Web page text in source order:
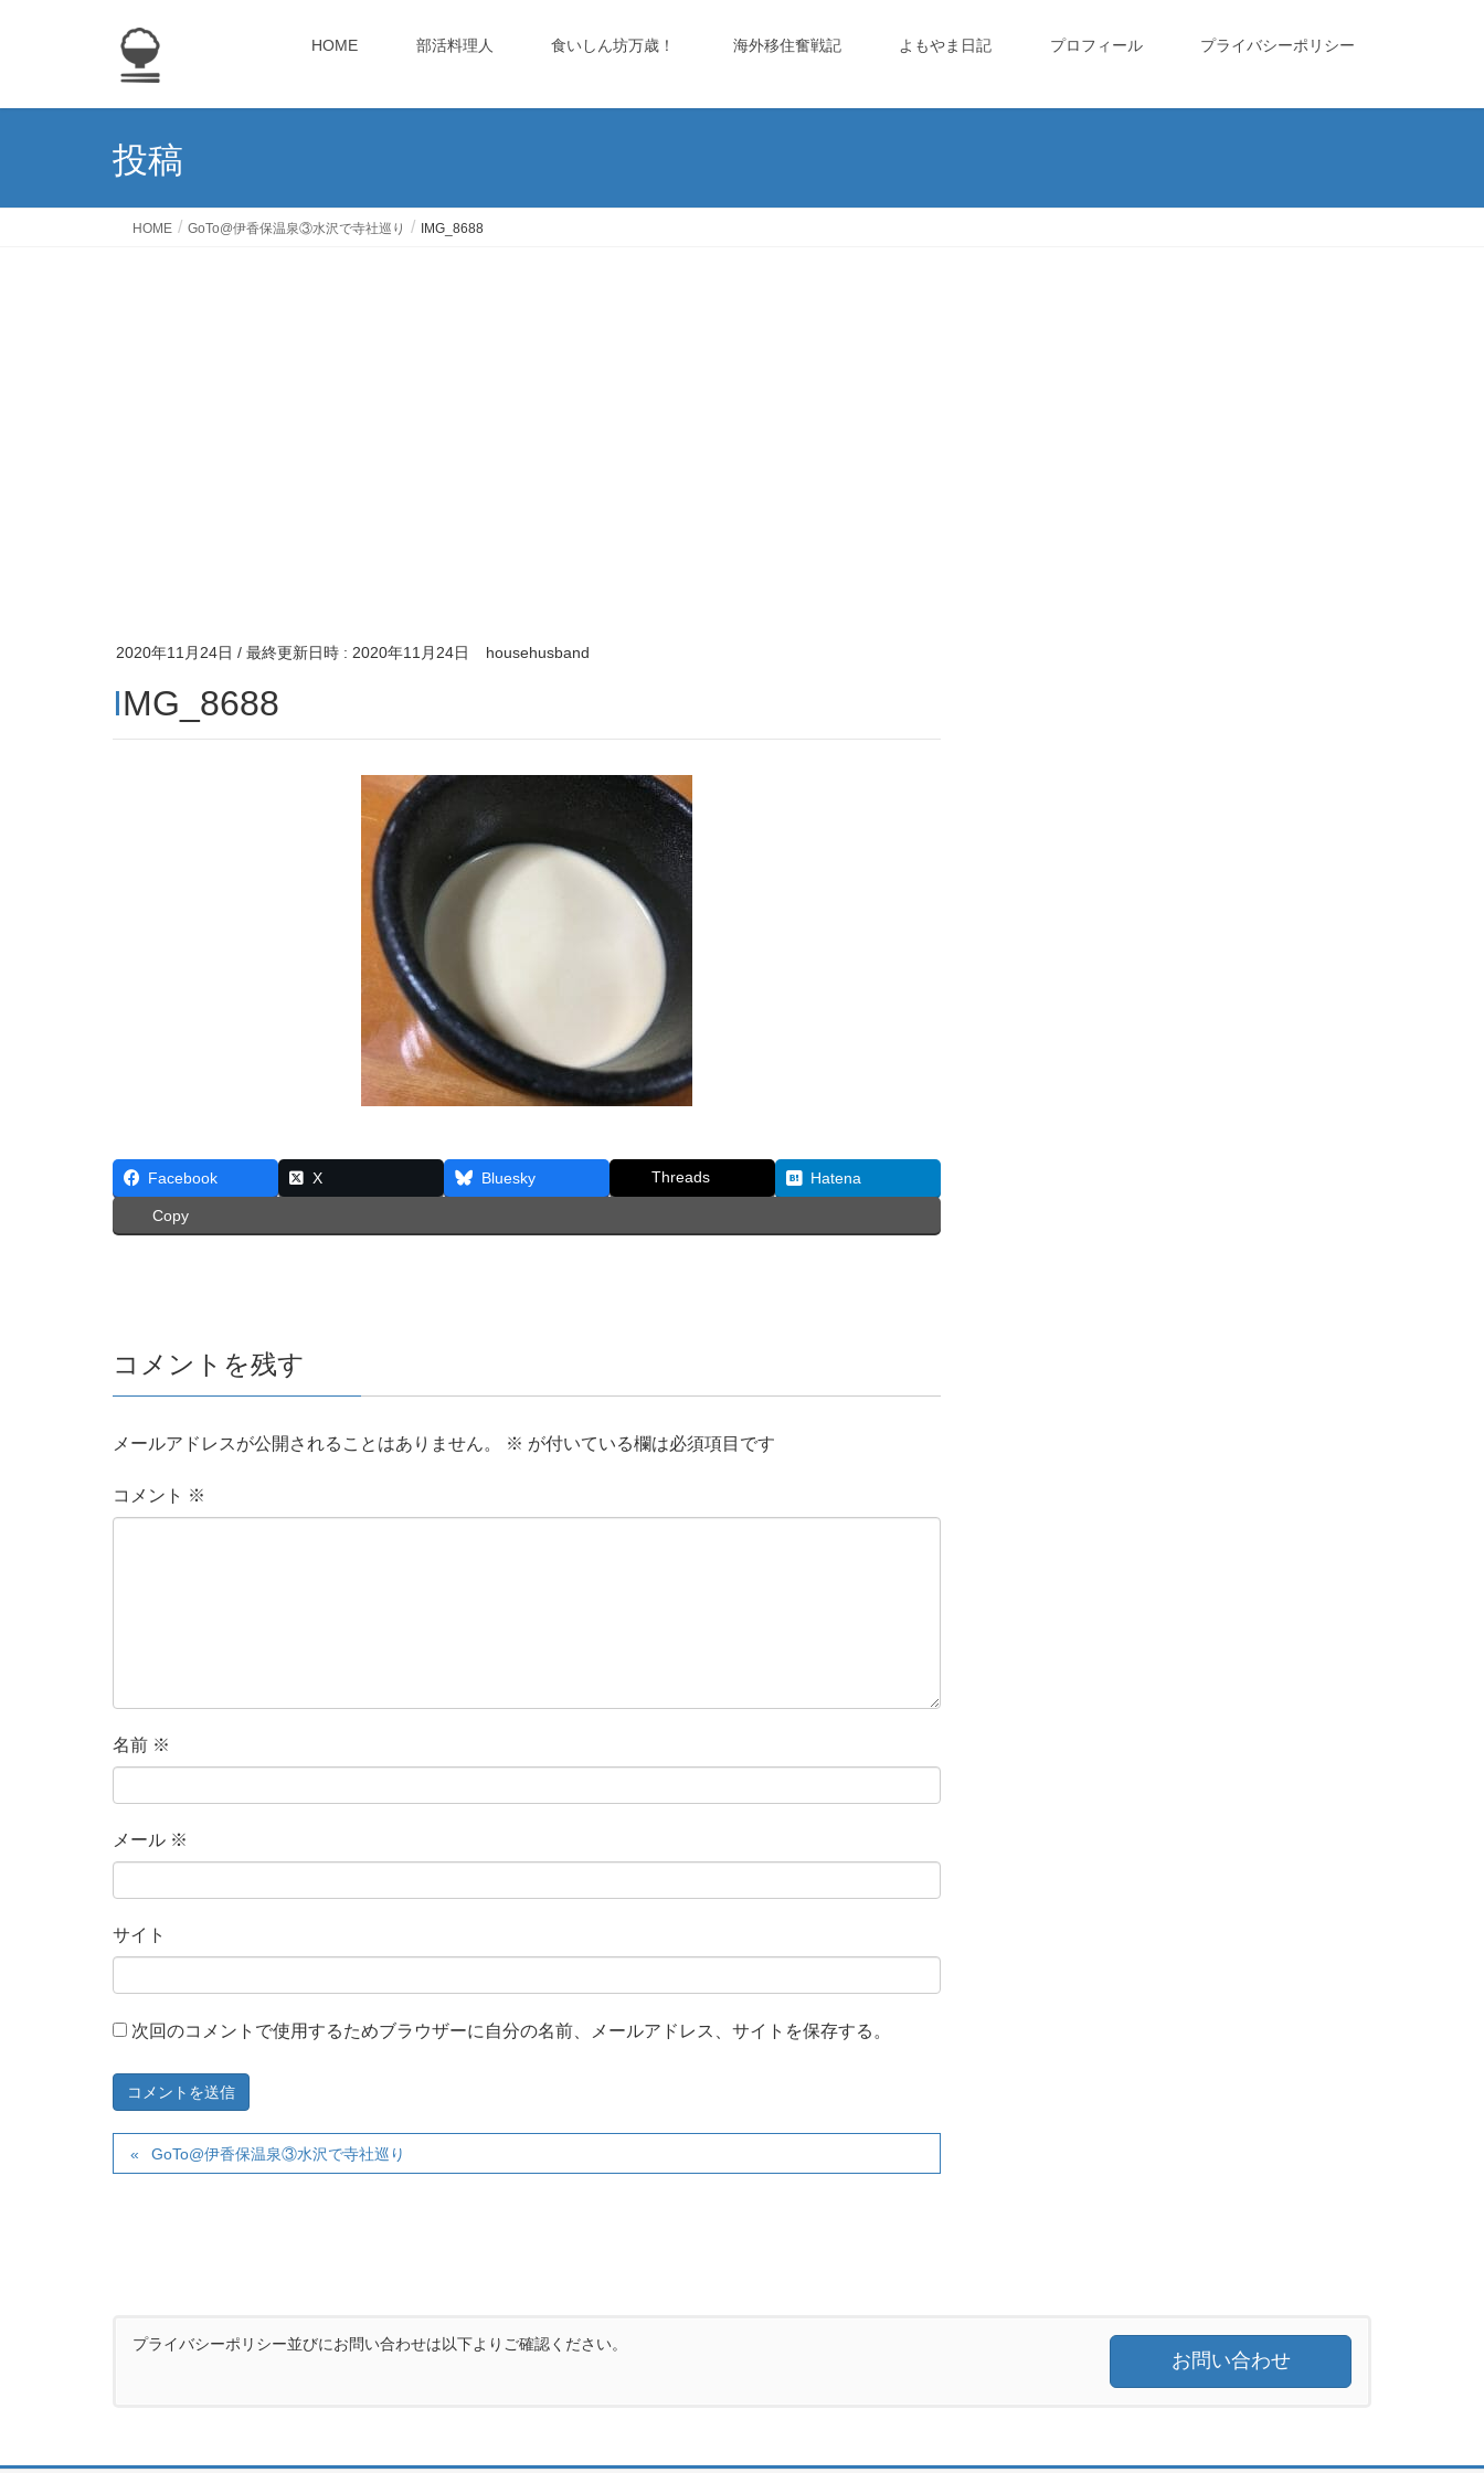
HOME 部活料理人 食いしん坊万歳！ 海外移住奮戦記 よもやま日記 プロフィール プライバシーポリシー
投稿
HOME GoTo@伊香保温泉③水沢で寺社巡り IMG_8688
2020年11月24日 / 最終更新日時 : 2020年11月24日 househusband
IMG_8688
Facebook X Bluesky Threads Hatena
Copy
コメントを残す
メールアドレスが公開されることはありません。 ※ が付いている欄は必須項目です
コメント ※
名前 ※
メール ※
サイト
次回のコメントで使用するためブラウザーに自分の名前、メールアドレス、サイトを保存する。
GoTo@伊香保温泉③水沢で寺社巡り
プライバシーポリシー並びにお問い合わせは以下よりご確認ください。
お問い合わせ